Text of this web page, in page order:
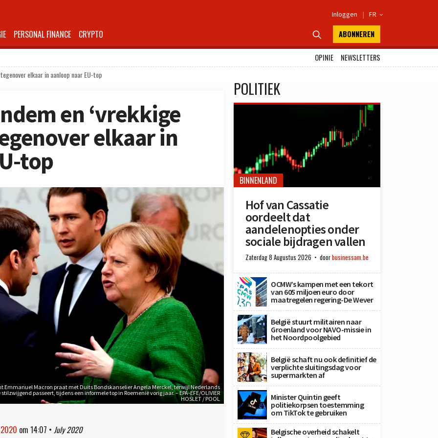
Inloggen | FR 
PERSONAL FINANCE CRYPTO  ABONNEREN
OPINIE
NEWSLETTERS
elkaar in aanloop naar EU-top
en ‘vrekkige
elkaar in
top
Emmanuel Macron praat met Duits Bondskanselier Angela Merckel, terwijl Nederlands
passeert, tijdens een informele top in Roemenië vorig jaar. – EPA-EFE/OLIVIER
HOSLET / POOL
2020 om 14:07 • July 2020
POLITIEK
BINNENLAND
Hof van Cassatie
oordeelt dat
aandelenopties onder
sociale bijdragen vallen
Zaterdag 8 Augustus 2026 doorbusinessam.be
OCMW’s kampen met een tekort
van 605 miljoen euro door
maatregelen regering-De Wever
België stuurt militairen naar
Groenland voor NAVO-missie in
het Noordpoolgebied
België schaft nu ook definitief de
verplichte sluitingsdag voor
supermarkten af
Minister Quintin geeft
politiekorpsen toestemming
om TikTok te gebruiken
Belgische overheid schakelt